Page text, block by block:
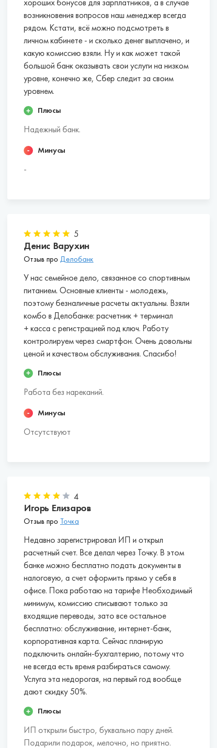
Проценты на неснижаемый остаток.Если вы
постоянно храните на счете определенную
сумму, то можете получать дополнительный
доход от собственных сбережений.
Некоторые банки начисляют до 5% годовых.
счетов ИП в Зеленодольске:
выгодны для индивидуальных
предпринимателей.
Альфа-Банк.
Сбербанк.
ВТБ.
хороших бонусов для зарплатников, а в случае
возникновения вопросов наш менеджер всегда
рядом. Кстати, всё можно подсмотреть в
личном кабинете - и сколько денег выплачено, и
какую комиссию взяли. Ну и как может такой
большой банк оказывать свои услуги на низком
уровне, конечно же, Сбер следит за своим
уровнем.
Плюсы
Надежный банк.
Минусы
-
5
Денис Варухин
Отзыв про Делобанк
У нас семейное дело, связанное со спортивным
питанием. Основные клиенты - молодежь,
поэтому безналичные расчеты актуальны. Взяли
комбо в Делобанке: расчетник + терминал
+ касса с регистрацией под ключ. Работу
контролируем через смартфон. Очень довольны
ценой и качеством обслуживания. Спасибо!
Плюсы
Работа без нареканий.
Минусы
Отсутствуют
4
Игорь Елизаров
Отзыв про Точка
Недавно зарегистрировал ИП и открыл
расчетный счет. Все делал через Точку. В этом
банке можно бесплатно подать документы в
налоговую, а счет оформить прямо у себя в
офисе. Пока работаю на тарифе Необходимый
минимум, комиссию списывают только за
входящие переводы, зато все остальное
бесплатно: обслуживание, интернет-банк,
корпоративная карта. Сейчас планирую
подключить онлайн-бухгалтерию, потому что
не всегда есть время разбираться самому.
Услуга эта недорогая, на первый год вообще
дают скидку 50%.
Плюсы
ИП открыли быстро, буквально пару дней.
Подарили подарок, мелочно, но приятно.